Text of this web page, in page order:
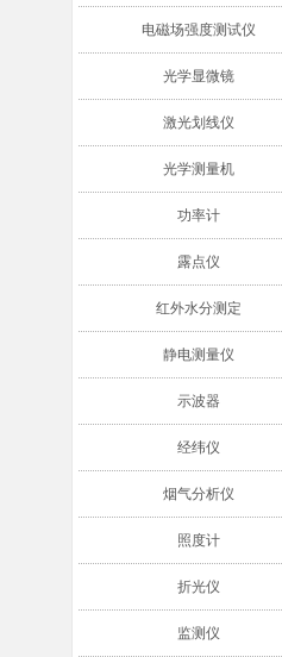
电磁场强度测试仪
光学显微镜
激光划线仪
光学测量机
功率计
露点仪
红外水分测定
静电测量仪
示波器
经纬仪
烟气分析仪
照度计
折光仪
监测仪